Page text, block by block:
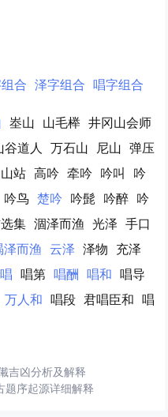
合 泽字组合 唱字组合
峚山 山毛榉 井冈山会师
谷道人 万石山 尼山 弹压
站 高吟 牵吟 吟叫
吟
吟鸟 楚吟 吟髭 吟醉 吟
集 涸泽而渔 光泽 手口
泽而渔 云泽 泽物 充泽
唱第 唱酬 唱和 唱导
万人和 唱段 君唱臣和 唱
吉凶分析及解释
题序起源详细解释